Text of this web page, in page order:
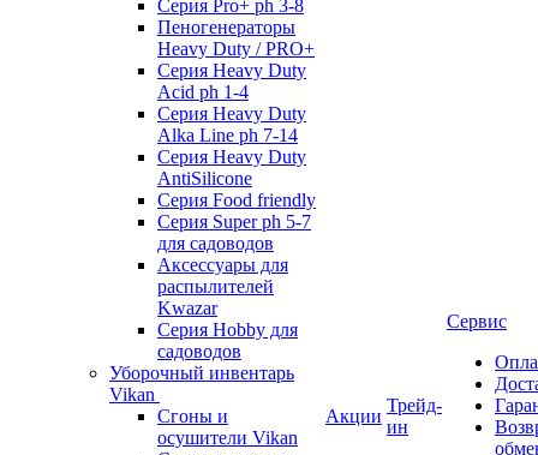
Серия Pro+ ph 3-8
Пеногенераторы
Heavy Duty / PRO+
Серия Heavy Duty
Acid ph 1-4
Серия Heavy Duty
Alka Line ph 7-14
Серия Heavy Duty
AntiSilicone
Серия Food friendly
Серия Super ph 5-7
для садоводов
Аксессуары для
распылителей
Kwazar
Серия Hobby для
садоводов
Уборочный инвентарь
Vikan
Сгоны и
осушители Vikan
Акции
Трейд-
ин
Сервис